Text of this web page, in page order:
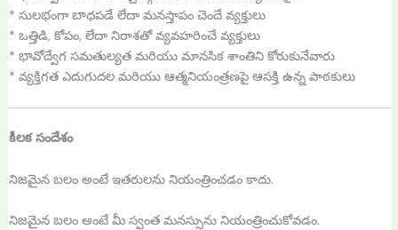
* సులభంగా బాధపడే లేదా మనస్తాపం చెందే వ్యక్తులు
* ఒత్తిడి, కోపం, లేదా నిరాశతో వ్యవహరించే వ్యక్తులు
* భావోద్వేగ సమతుల్యత మరియు మానసిక శాంతిని కోరుకునేవారు
* వ్యక్తిగత ఎదుగుదల మరియు ఆత్మనియంత్రణపై ఆసక్తి ఉన్న పాఠకులు
కీలక సందేశం
నిజమైన బలం అంటే ఇతరులను నియంత్రించడం కాదు.
నిజమైన బలం అంటే మీ స్వంత మనస్సును నియంత్రించుకోవడం.